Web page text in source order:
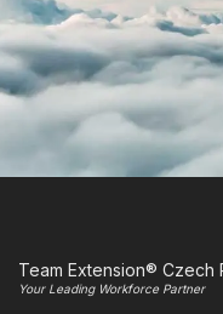
Team Extension® Czech
Your Leading Workforce Partner